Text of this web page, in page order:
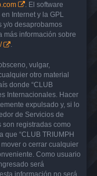
. El software
Internet y la GPL
y/o desaprobamos
más información sobre
.
vulgar,
otro material
donde “CLUB
Internacionales. Hacer
expulsado y, si lo
de Servicios de
son registradas como
que “CLUB TRIUMPH
mover o cerrar cualquier
Como usuario
será
información no será